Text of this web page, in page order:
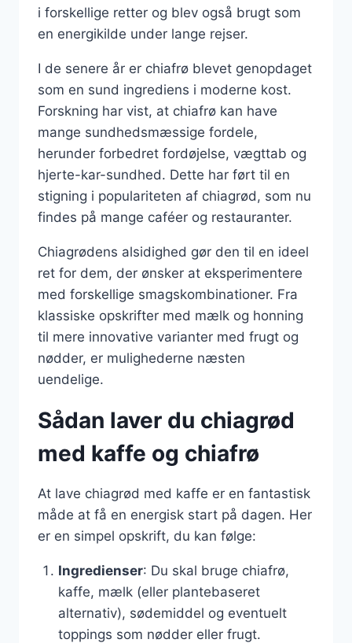
i forskellige retter og blev også brugt som
en energikilde under lange rejser.
I de senere år er chiafrø blevet genopdaget
som en sund ingrediens i moderne kost.
Forskning har vist, at chiafrø kan have
mange sundhedsmæssige fordele,
herunder forbedret fordøjelse, vægttab og
hjerte-kar-sundhed. Dette har ført til en
stigning i populariteten af chiagrød, som nu
findes på mange caféer og restauranter.
Chiagrødens alsidighed gør den til en ideel
ret for dem, der ønsker at eksperimentere
med forskellige smagskombinationer. Fra
klassiske opskrifter med mælk og honning
til mere innovative varianter med frugt og
nødder, er mulighederne næsten
uendelige.
Sådan laver du chiagrød
med kaffe og chiafrø
At lave chiagrød med kaffe er en fantastisk
måde at få en energisk start på dagen. Her
er en simpel opskrift, du kan følge:
Ingredienser: Du skal bruge chiafrø,
kaffe, mælk (eller plantebaseret
alternativ), sødemiddel og eventuelt
toppings som nødder eller frugt.